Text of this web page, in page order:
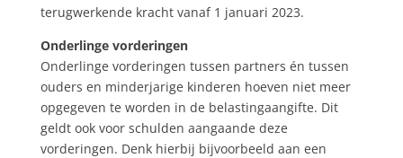
terugwerkende kracht vanaf 1 januari 2023.
Onderlinge vorderingen
Onderlinge vorderingen tussen partners én tussen
ouders en minderjarige kinderen hoeven niet meer
opgegeven te worden in de belastingaangifte. Dit
geldt ook voor schulden aangaande deze
vorderingen. Denk hierbij bijvoorbeeld aan een